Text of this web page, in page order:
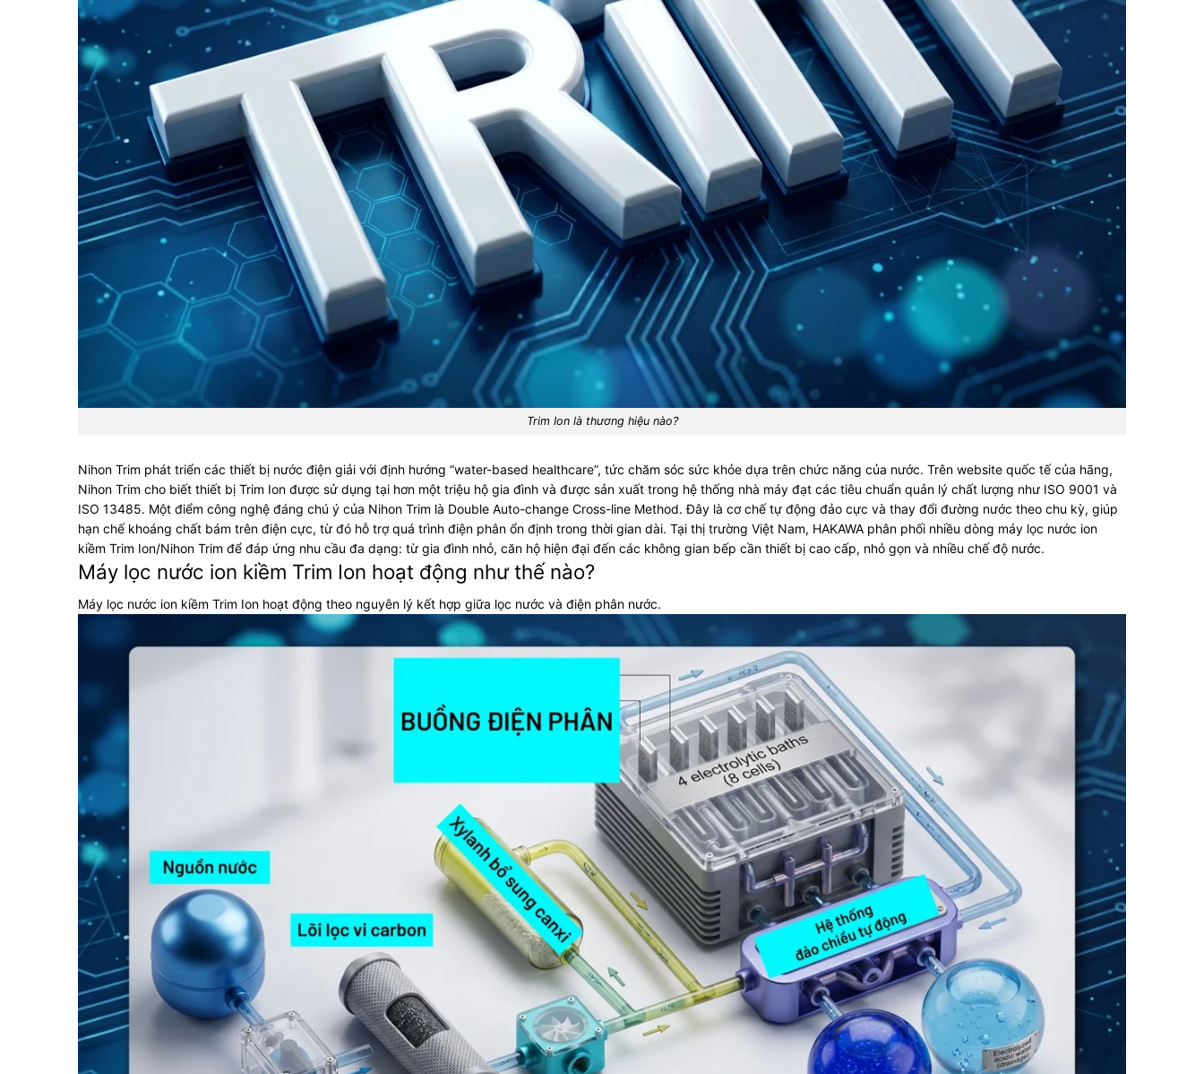
Trim Ion là thương hiệu nào?
Nihon Trim phát triển các thiết bị nước điện giải với định hướng “water-based healthcare”, tức chăm sóc sức khỏe dựa trên chức năng của nước. Trên website quốc tế của hãng,
Nihon Trim cho biết thiết bị Trim Ion được sử dụng tại hơn một triệu hộ gia đình và được sản xuất trong hệ thống nhà máy đạt các tiêu chuẩn quản lý chất lượng như ISO 9001 và
ISO 13485. Một điểm công nghệ đáng chú ý của Nihon Trim là Double Auto-change Cross-line Method. Đây là cơ chế tự động đảo cực và thay đổi đường nước theo chu kỳ, giúp
hạn chế khoáng chất bám trên điện cực, từ đó hỗ trợ quá trình điện phân ổn định trong thời gian dài. Tại thị trường Việt Nam, HAKAWA phân phối nhiều dòng máy lọc nước ion
kiềm Trim Ion/Nihon Trim để đáp ứng nhu cầu đa dạng: từ gia đình nhỏ, căn hộ hiện đại đến các không gian bếp cần thiết bị cao cấp, nhỏ gọn và nhiều chế độ nước.
Máy lọc nước ion kiềm Trim Ion hoạt động như thế nào?
Máy lọc nước ion kiềm Trim Ion hoạt động theo nguyên lý kết hợp giữa lọc nước và điện phân nước.